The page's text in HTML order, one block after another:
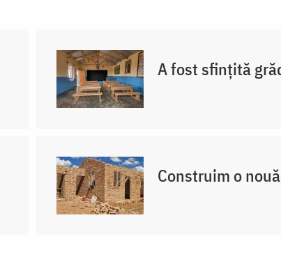
A fost sfințită
Construim o